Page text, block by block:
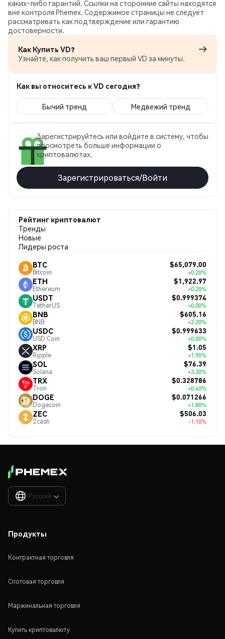
каких‑либо гарантий. Ссылки на сторонние сайты находятся
вне контроля Phemex. Содержимое страницы не следует
рассматривать как подтверждение или гарантию
достоверности.
Как Купить VD?
Узнайте, как получить ваш первый VD за минуты.
Как вы относитесь к VD сегодня?
Бычий тренд Медвежий тренд
Зарегистрируйтесь или войдите в систему, чтобы
просмотреть больше информации о
криптовалютах.
Зарегистрироваться/Войти
Рейтинг криптовалют
Тренды
Новые
Лидеры роста
BTC
Bitcoin
$65,079.00
+0.20%
ETH
Ethereum
$1,922.97
+0.20%
USDT
TetherUS
$0.999374
+0.00%
BNB
BNB
$605.16
+2.20%
USDC
USD Coin
$0.999633
+0.00%
XRP
Ripple
$1.05
+1.90%
SOL
Solana
$76.39
+3.30%
TRX
Tron
$0.328786
+0.40%
DOGE
Dogecoin
$0.071266
+1.80%
ZEC
Zcash
$506.03
-1.10%
Русский 
Продукты
Контрактная торговля
Спотовая торговля
Маржинальная торговля
Купить криптовалюту